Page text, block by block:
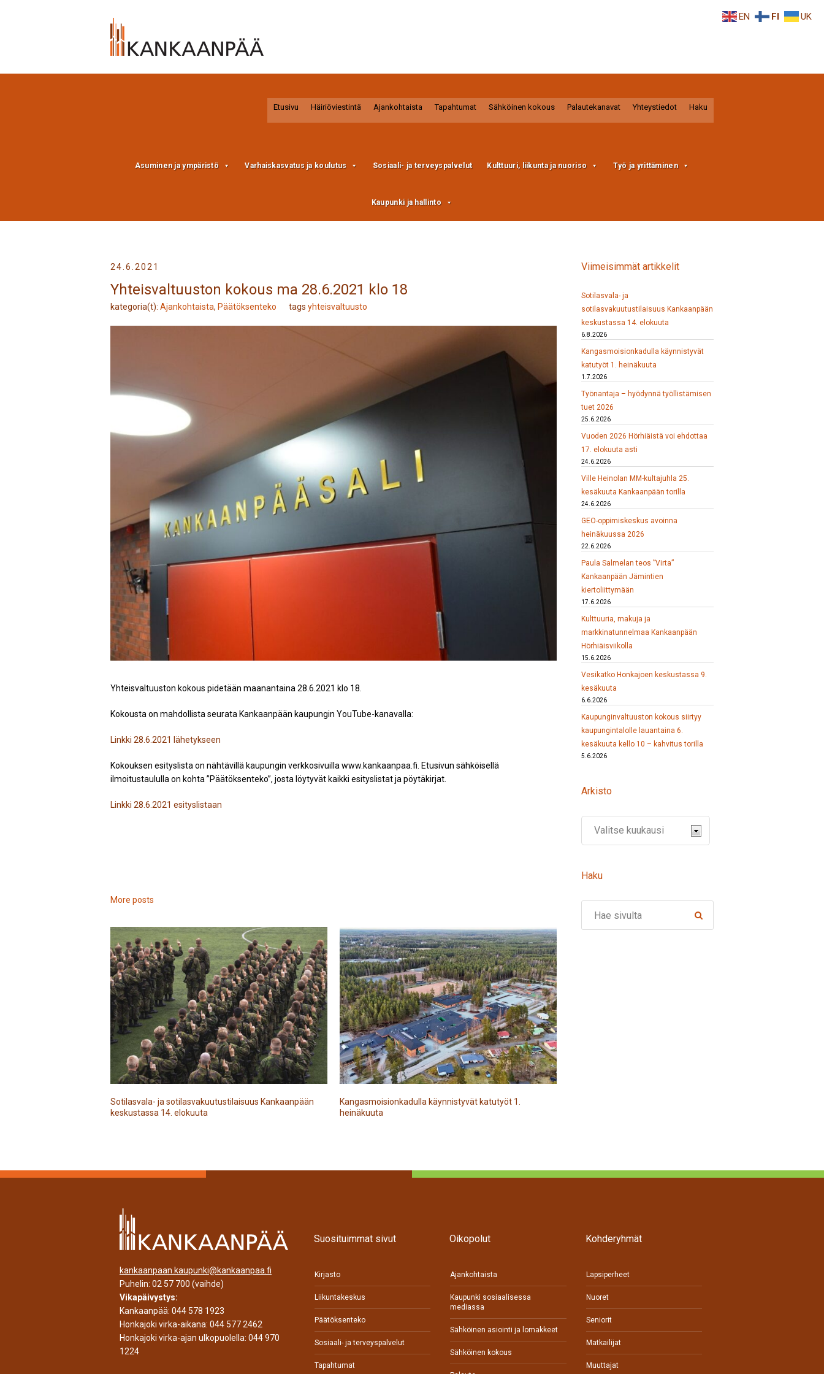
Etusivu Häiriöviestintä Ajankohtaista Tapahtumat Sähköinen kokous Palautekanavat Yhteystiedot Haku
Asuminen ja ympäristö Varhaiskasvatus ja koulutus Sosiaali- ja terveyspalvelut Kulttuuri, liikunta ja nuoriso Työ ja yrittäminen
Kaupunki ja hallinto
24.6.2021
Yhteisvaltuuston kokous ma 28.6.2021 klo 18
kategoria(t): Ajankohtaista, Päätöksenteko tags yhteisvaltuusto
Yhteisvaltuuston kokous pidetään maanantaina 28.6.2021 klo 18.
Kokousta on mahdollista seurata Kankaanpään kaupungin YouTube-kanavalla:
Linkki 28.6.2021 lähetykseen
Kokouksen esityslista on nähtävillä kaupungin verkkosivuilla www.kankaanpaa.fi. Etusivun sähköisellä
ilmoitustaululla on kohta ”Päätöksenteko”, josta löytyvät kaikki esityslistat ja pöytäkirjat.
Linkki 28.6.2021 esityslistaan
More posts
Sotilasvala- ja sotilasvakuutustilaisuus Kankaanpään
keskustassa 14. elokuuta
Kangasmoisionkadulla käynnistyvät katutyöt 1.
heinäkuuta
Viimeisimmät artikkelit
Sotilasvala- ja
sotilasvakuutustilaisuus Kankaanpään
keskustassa 14. elokuuta
6.8.2026
Kangasmoisionkadulla käynnistyvät
katutyöt 1. heinäkuuta
1.7.2026
Työnantaja – hyödynnä työllistämisen
tuet 2026
25.6.2026
Vuoden 2026 Hörhiäistä voi ehdottaa
17. elokuuta asti
24.6.2026
Ville Heinolan MM-kultajuhla 25.
kesäkuuta Kankaanpään torilla
24.6.2026
GEO-oppimiskeskus avoinna
heinäkuussa 2026
22.6.2026
Paula Salmelan teos ”Virta”
Kankaanpään Jämintien
kiertoliittymään
17.6.2026
Kulttuuria, makuja ja
markkinatunnelmaa Kankaanpään
Hörhiäisviikolla
15.6.2026
Vesikatko Honkajoen keskustassa 9.
kesäkuuta
6.6.2026
Kaupunginvaltuuston kokous siirtyy
kaupungintalolle lauantaina 6.
kesäkuuta kello 10 – kahvitus torilla
5.6.2026
Arkisto
Haku
kankaanpaan.kaupunki@kankaanpaa.fi
Puhelin: 02 57 700 (vaihde)
Vikapäivystys:
Kankaanpää: 044 578 1923
Honkajoki virka-aikana: 044 577 2462
Honkajoki virka-ajan ulkopuolella: 044 970
1224
Suosituimmat sivut
Kirjasto
Liikuntakeskus
Päätöksenteko
Sosiaali- ja terveyspalvelut
Tapahtumat
Oikopolut
Ajankohtaista
Kaupunki sosiaalisessa
mediassa
Sähköinen asiointi ja lomakkeet
Sähköinen kokous
Kohderyhmät
Lapsiperheet
Nuoret
Seniorit
Matkailijat
Muuttajat
EN FI UK